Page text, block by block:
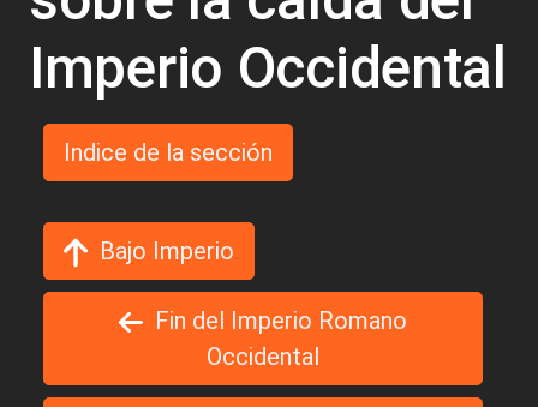
Imperio Occidental
Indice de la sección
Bajo Imperio
Fin del Imperio Romano
Occidental